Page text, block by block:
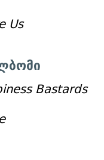
Us
Bastards